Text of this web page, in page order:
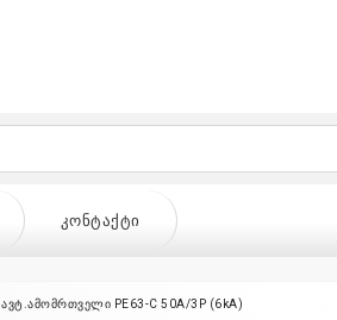
ᲙᲝᲜᲢᲐᲥᲢᲘ
ავტ.ამომრთველი PE63-C 50A/3P (6kA)